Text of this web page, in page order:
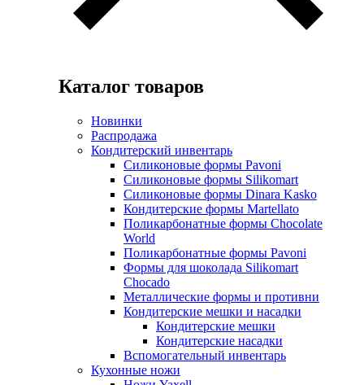
Каталог товаров
Новинки
Распродажа
Кондитерский инвентарь
Силиконовые формы Pavoni
Силиконовые формы Silikomart
Силиконовые формы Dinara Kasko
Кондитерские формы Martellato
Поликарбонатные формы Chocolate
World
Поликарбонатные формы Pavoni
Формы для шоколада Silikomart
Chocado
Металлические формы и противни
Кондитерские мешки и насадки
Кондитерские мешки
Кондитерские насадки
Вспомогательный инвентарь
Кухонные ножи